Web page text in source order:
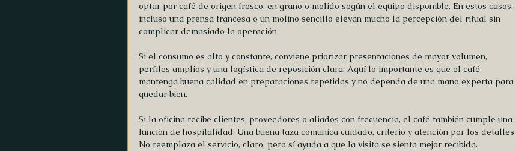
optar por café de origen fresco, en grano o molido según el equipo disponible. En estos casos,
incluso una prensa francesa o un molino sencillo elevan mucho la percepción del ritual sin
complicar demasiado la operación.
Si el consumo es alto y constante, conviene priorizar presentaciones de mayor volumen,
perfiles amplios y una logística de reposición clara. Aquí lo importante es que el café
mantenga buena calidad en preparaciones repetidas y no dependa de una mano experta para
quedar bien.
Si la oficina recibe clientes, proveedores o aliados con frecuencia, el café también cumple una
función de hospitalidad. Una buena taza comunica cuidado, criterio y atención por los detalles.
No reemplaza el servicio, claro, pero sí ayuda a que la visita se sienta mejor recibida.